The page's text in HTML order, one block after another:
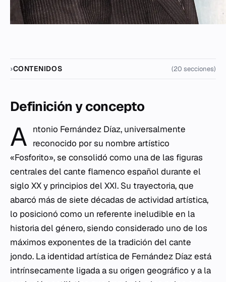
CONTENIDOS (20 secciones)
Definición y concepto
A ntonio Fernández Díaz, universalmente
reconocido por su nombre artístico
«Fosforito», se consolidó como una de las figuras
centrales del cante flamenco español durante el
siglo XX y principios del XXI. Su trayectoria, que
abarcó más de siete décadas de actividad artística,
lo posicionó como un referente ineludible en la
historia del género, siendo considerado uno de los
máximos exponentes de la tradición del cante
jondo. La identidad artística de Fernández Díaz está
intrínsecamente ligada a su origen geográfico y a la